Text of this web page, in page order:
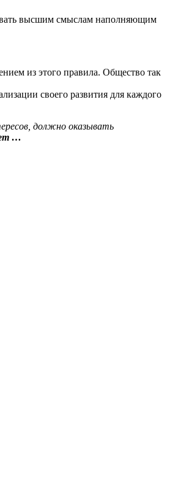
высшим смыслам наполняющим
из этого правила. Общество так
своего развития для каждого
должно оказывать
…